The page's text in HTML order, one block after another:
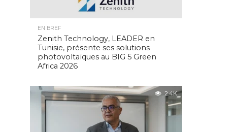
EN BREF
Zenith Technology, LEADER en
Tunisie, présente ses solutions
photovoltaïques au BIG 5 Green
Africa 2026
2.4K